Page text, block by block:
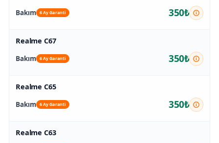
Bakım 6 Ay Garanti 350₺
Realme C67
Bakım 6 Ay Garanti 350₺
Realme C65
Bakım 6 Ay Garanti 350₺
Realme C63